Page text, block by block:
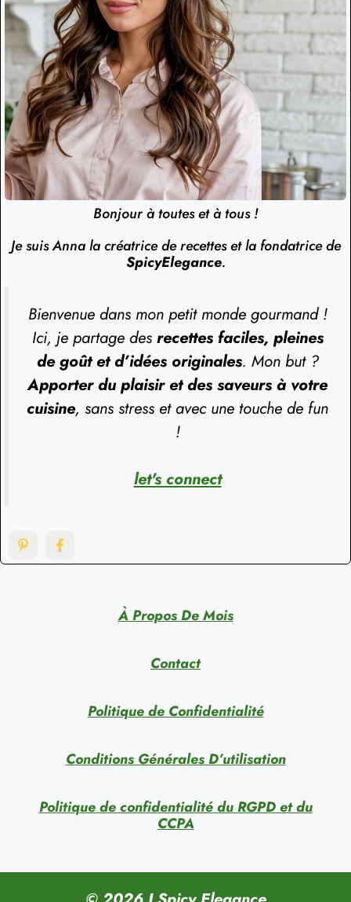
Bonjour à toutes et à tous !
Je suis Anna la créatrice de recettes et la fondatrice de
SpicyElegance.
Bienvenue dans mon petit monde gourmand !
Ici, je partage des recettes faciles, pleines
de goût et d’idées originales. Mon but ?
Apporter du plaisir et des saveurs à votre
cuisine, sans stress et avec une touche de fun
!
let's connect
À Propos De Mois
Contact
Politique de Confidentialité
Conditions Générales D’utilisation
Politique de confidentialité du RGPD et du
CCPA